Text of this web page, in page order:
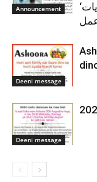
Announcement
Deeni message
Deeni message